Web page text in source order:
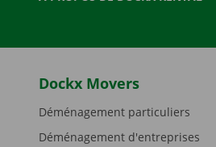
Dockx Movers
Déménagement particuliers
Déménagement d'entreprises